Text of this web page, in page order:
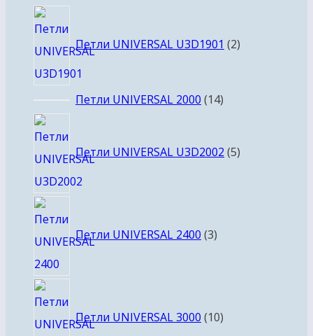
Петли UNIVERSAL U3D1901 2товара
Петли UNIVERSAL 2000 1414
Петли UNIVERSAL U3D2002 5товаров
Петли UNIVERSAL 2400 3товара
Петли UNIVERSAL 3000 10товаров